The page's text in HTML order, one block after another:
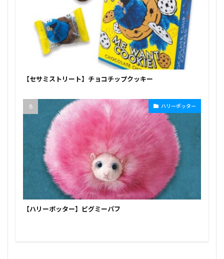
【セサミストリート】チョコチップクッキー
ハリーポッター
【ハリーポッター】ピグミーパフ